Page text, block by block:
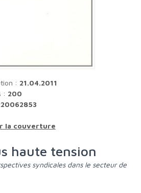
: 21.04.2011
: 200
la couverture
haute tension